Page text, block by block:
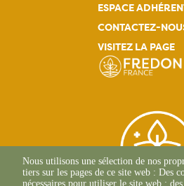
ESPACE
CONTACTEZ-
VISITEZ LA PAGE
Nous utilisons une sélection de nos
tiers sur les pages de ce site web : Des
nécessaires pour utiliser le site web ;